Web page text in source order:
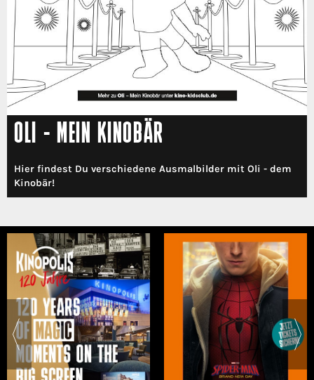
OLI - MEIN KINOBÄR
Hier findest Du verschiedene Ausmalbilder mit Oli - dem
Kinobär!